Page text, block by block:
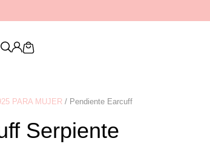
PARA MUJER / Pendiente Earcuff
Serpiente